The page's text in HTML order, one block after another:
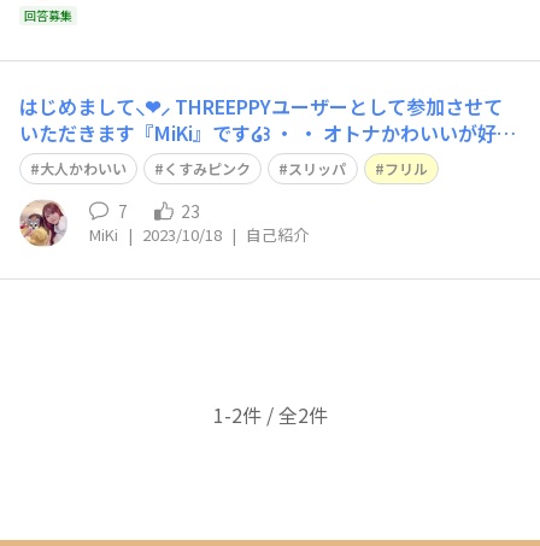
回答募集
はじめまして⸜❤︎⸝‍ THREEPPYユーザーとして参加させて
いただきます『MiKi』です໒꒱ ・ ・ オトナかわいいが好き
なママです🎀 趣味: アニメ・アイドル・美容・Disney 甘
いものより塩分派、ビールは 酔わない程度にずっと飲ん
でます🍺笑 ・ ・ THREEPPY 商品で最近のお気に入
大人かわいい くすみピンク スリッパ フリル
7 23
MiKi | 2023/10/18 | 自己紹介
1-2件 / 全2件